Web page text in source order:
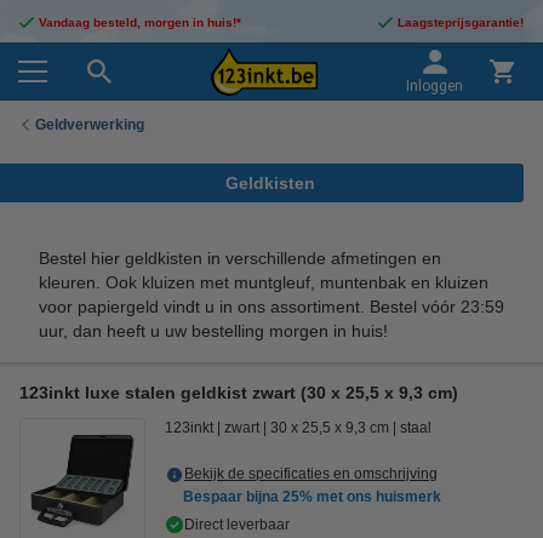
Vandaag besteld, morgen in huis!* Laagsteprijsgarantie!
Inloggen
Geldverwerking
Geldkisten
Bestel hier geldkisten in verschillende afmetingen en
kleuren. Ook kluizen met muntgleuf, muntenbak en kluizen
voor papiergeld vindt u in ons assortiment. Bestel vóór 23:59
uur, dan heeft u uw bestelling morgen in huis!
123inkt luxe stalen geldkist zwart (30 x 25,5 x 9,3 cm)
123inkt zwart 30 x 25,5 x 9,3 cm staal
Bekijk de specificaties en omschrijving
Bespaar bijna 25% met ons huismerk
Direct leverbaar